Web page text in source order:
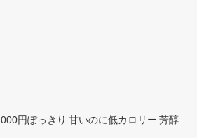
円ぽっきり 甘いのに低カロリー 芳醇